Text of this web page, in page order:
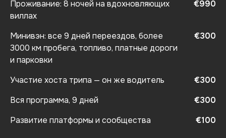
Проживание: 8 ночей на вдохновляющих
виллах
€990
Минивэн: все 9 дней переездов, более
3000 км пробега, топливо, платные дороги
и парковки
€300
Участие хоста трипа — он же водитель
€300
Вся программа, 9 дней
€300
Развитие платформы и сообщества
€100